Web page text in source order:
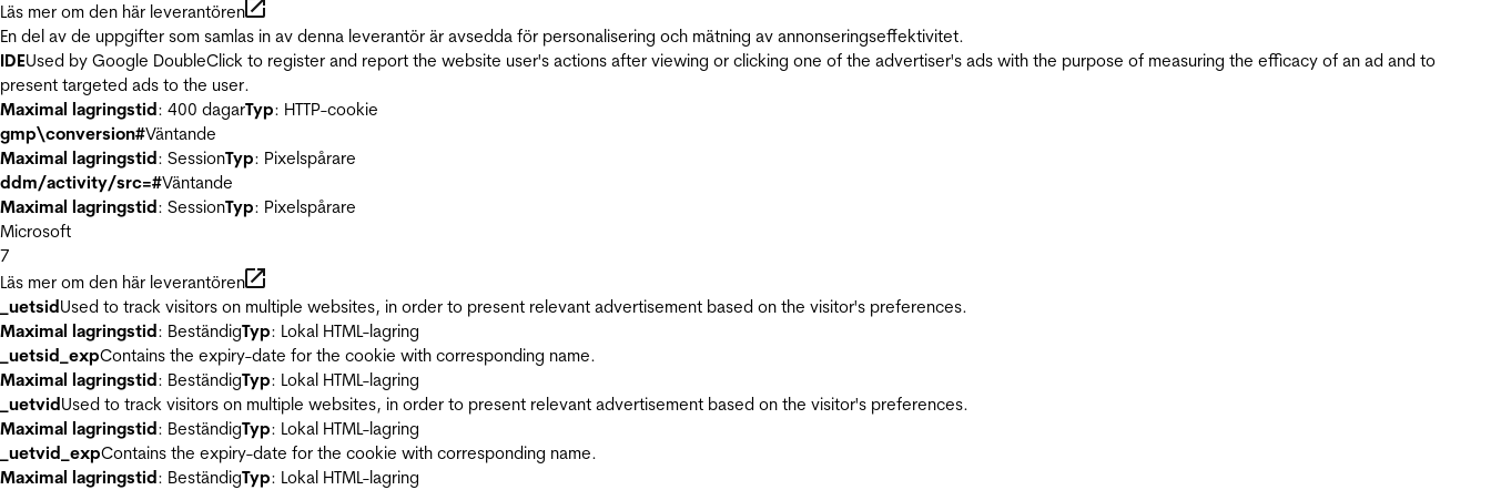
Läs mer om den här leverantören
En del av de uppgifter som samlas in av denna leverantör är avsedda för personalisering och mätning av annonseringseffektivitet.
IDEUsed by Google DoubleClick to register and report the website user's actions after viewing or clicking one of the advertiser's ads with the purpose of measuring the efficacy of an ad and to
present targeted ads to the user.
Maximal lagringstid: 400 dagarTyp: HTTP-cookie
gmp\conversion#Väntande
Maximal lagringstid: SessionTyp: Pixelspårare
ddm/activity/src=#Väntande
Maximal lagringstid: SessionTyp: Pixelspårare
Microsoft
7
Läs mer om den här leverantören
_uetsidUsed to track visitors on multiple websites, in order to present relevant advertisement based on the visitor's preferences.
Maximal lagringstid: BeständigTyp: Lokal HTML-lagring
_uetsid_expContains the expiry-date for the cookie with corresponding name.
Maximal lagringstid: BeständigTyp: Lokal HTML-lagring
_uetvidUsed to track visitors on multiple websites, in order to present relevant advertisement based on the visitor's preferences.
Maximal lagringstid: BeständigTyp: Lokal HTML-lagring
_uetvid_expContains the expiry-date for the cookie with corresponding name.
Maximal lagringstid: BeständigTyp: Lokal HTML-lagring